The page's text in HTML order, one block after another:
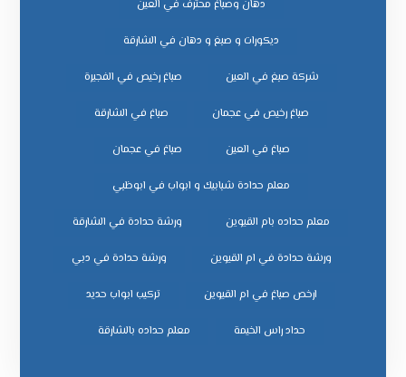
دهان وصباغ محترف في العين
ديكورات و صبغ و دهان في الشارقة
شركة صبغ في العين صباغ رخيص في الفجيرة
صباغ رخيص في عجمان صباغ في الشارقة
صباغ في العين صباغ في عجمان
معلم حدادة شبابيك و ابواب في ابوظبي
معلم حداده بام القيوين ورشة حدادة في الشارقة
ورشة حدادة في ام القيوين ورشة حدادة في دبي
ﺗﺮﻛﻴﺐ اﺑﻮاب ﺣﺪﻳﺪ
ﺣﺪاد راس اﻟﺨﻴﻤﺔ ﻣﻌﻠﻢ ﺣﺪاده ﺑﺎﻟﺸﺎرﻗﺔ